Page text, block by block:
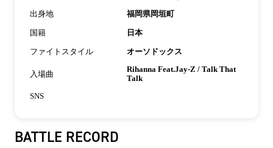
出身地 福岡県岡垣町
国籍 日本
ファイトスタイル オーソドックス
入場曲
Rihanna Feat.Jay-Z / Talk That
Talk
SNS
BATTLE RECORD